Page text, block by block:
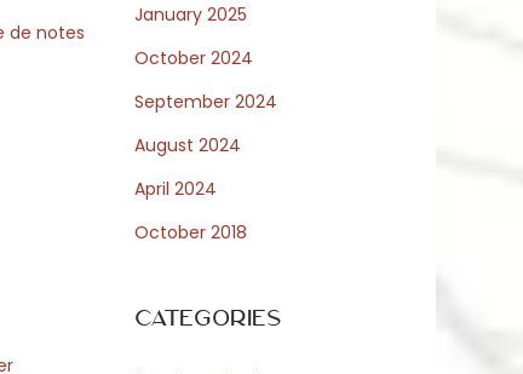
de notes
January 2025
October 2024
September 2024
August 2024
April 2024
October 2018
Categories